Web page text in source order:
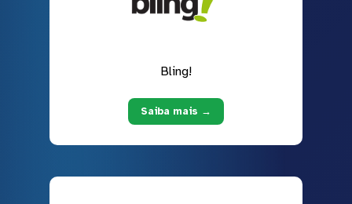
Bling!
Saiba mais →